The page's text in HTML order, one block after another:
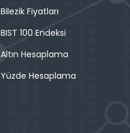
Bilezik Fiyatları
BIST 100 Endeksi
Altın Hesaplama
Yüzde Hesaplama